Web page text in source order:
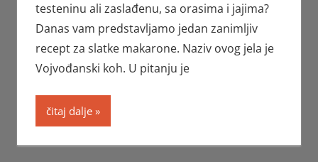
testeninu ali zaslađenu, sa orasima i jajima?
Danas vam predstavljamo jedan zanimljiv
recept za slatke makarone. Naziv ovog jela je
Vojvođanski koh. U pitanju je
čitaj dalje